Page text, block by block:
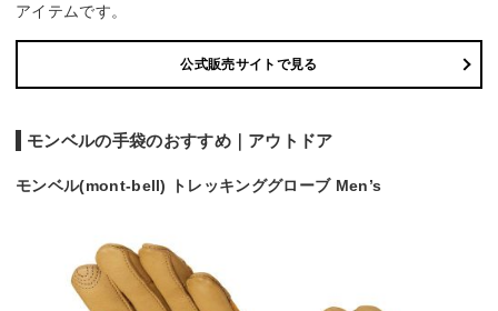
アイテムです。
公式販売サイトで見る
モンベルの手袋のおすすめ｜アウトドア
モンベル(mont-bell) トレッキンググローブ Men’s